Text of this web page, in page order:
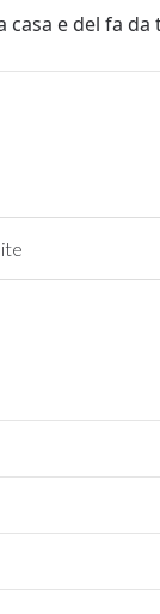
casa e del fa da